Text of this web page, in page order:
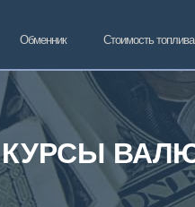
Обменник Стоимость топлива
КУРСЫ